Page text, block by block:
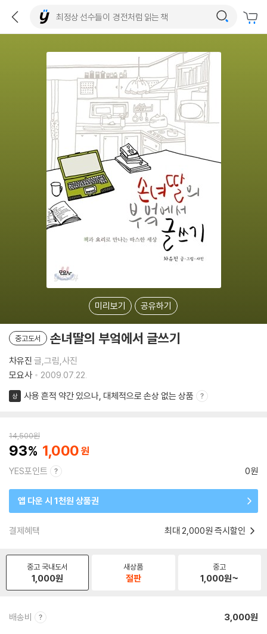
미리보기 공유하기
중고도서 손녀딸의 부엌에서 글쓰기
차유진 글,그림,사진
모요사
2009.07.22.
상 사용 흔적 약간 있으나, 대체적으로 손상 없는 상품
14,500원
93 1,000
YES포인트 0원
앱 다운 시 1천원 상품권
결제혜택 최대 2,000원 즉시할인
중고 국내도서
1,000원
새상품
절판
중고
1,000원~
배송비 3,000원